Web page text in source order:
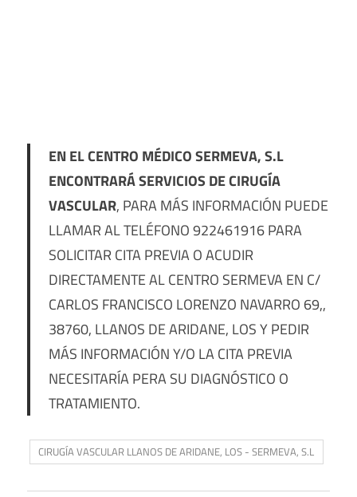
EN EL CENTRO MÉDICO SERMEVA, S.L
ENCONTRARÁ SERVICIOS DE CIRUGÍA
VASCULAR, PARA MÁS INFORMACIÓN PUEDE
LLAMAR AL TELÉFONO 922461916 PARA
SOLICITAR CITA PREVIA O ACUDIR
DIRECTAMENTE AL CENTRO SERMEVA EN C/
CARLOS FRANCISCO LORENZO NAVARRO 69,,
38760, LLANOS DE ARIDANE, LOS Y PEDIR
MÁS INFORMACIÓN Y/O LA CITA PREVIA
NECESITARÍA PERA SU DIAGNÓSTICO O
TRATAMIENTO.
CIRUGÍA VASCULAR LLANOS DE ARIDANE, LOS - SERMEVA, S.L